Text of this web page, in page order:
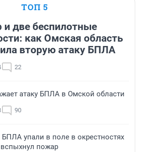
ТОП 5
и две беспилотные
как Омская область
вторую атаку БПЛА
22
атаку БПЛА в Омской области
90
упали в поле в окрестностях
пожар